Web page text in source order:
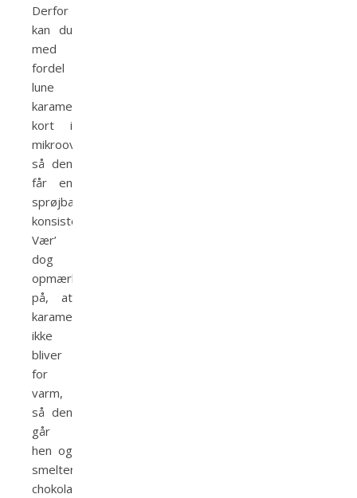
Derfor
kan du
med
fordel
lune
karamellen
kort i
mikroovnen,
så den
får en
sprøjbar
konsistens.
Vær’
dog
opmærksom
på, at
karamellen
ikke
bliver
for
varm,
så den
går
hen og
smelter
chokoladeskallen